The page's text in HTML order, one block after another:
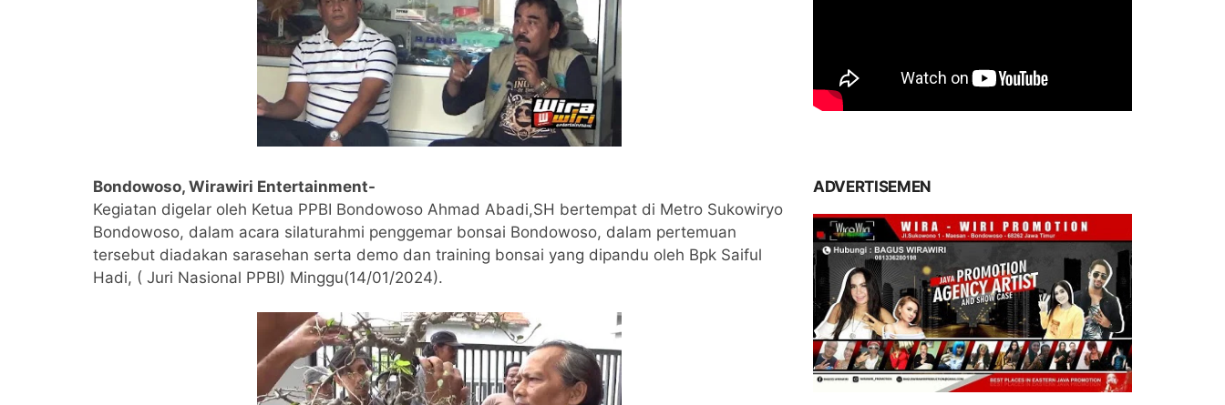
Bondowoso, Wirawiri Entertainment-
Kegiatan digelar oleh Ketua PPBI Bondowoso Ahmad Abadi,SH bertempat di Metro Sukowiryo
Bondowoso, dalam acara silaturahmi penggemar bonsai Bondowoso, dalam pertemuan
tersebut diadakan sarasehan serta demo dan training bonsai yang dipandu oleh Bpk Saiful
Hadi, ( Juri Nasional PPBI) Minggu(14/01/2024).
ADVERTISEMEN